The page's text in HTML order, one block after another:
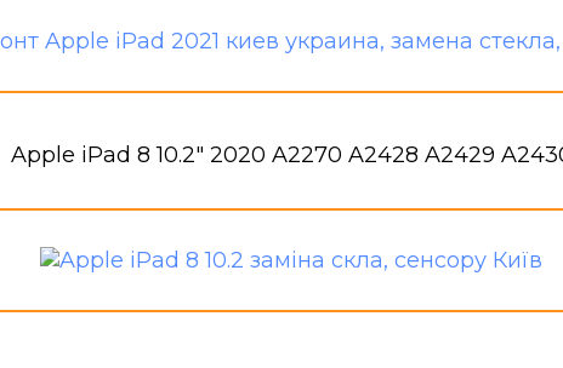
Apple iPad 8 10.2" 2020 A2270 A2428 A2429